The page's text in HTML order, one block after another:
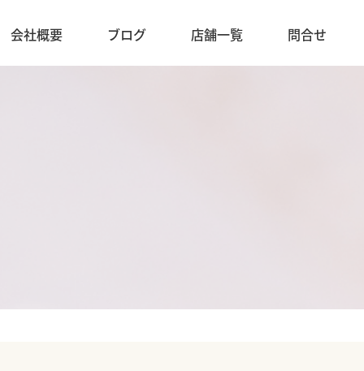
会社概要 ブログ 店舗一覧 問合せ